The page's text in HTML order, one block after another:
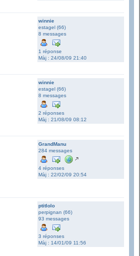
winnie
estagel (66)
8 messages
1 réponse
Màj : 24/08/09 21:40
winnie
estagel (66)
8 messages
2 réponses
Màj : 21/08/09 08:12
GrandManu
284 messages
4 réponses
Màj : 22/02/09 20:54
ptitlolo
perpignan (66)
93 messages
3 réponses
Màj : 14/01/09 11:56